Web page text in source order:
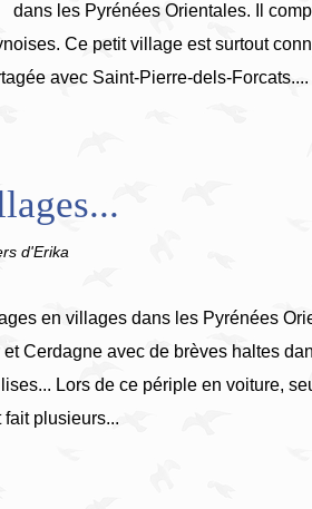
dans les Pyrénées Orientales. Il
Ce petit village est surtout
avec Saint-Pierre-dels-Forcats....
d'Erika
en villages dans les Pyrénées
Cerdagne avec de brèves haltes
Lors de ce périple en voiture,
plusieurs...